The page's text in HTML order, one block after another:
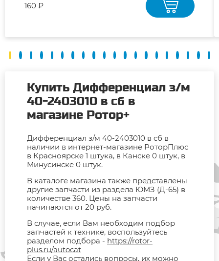
160 ₽
Купить Дифференциал з/м
40-2403010 в сб в
магазине Ротор+
Дифференциал з/м 40-2403010 в сб в
наличии в интернет-магазине РоторПлюс
в Красноярске 1 штука, в Канске 0 штук, в
Минусинске 0 штук.
В каталоге магазина также представлены
другие запчасти из раздела ЮМЗ (Д-65) в
количестве 360. Цены на запчасти
начинаются от 20 руб.
В случае, если Вам необходим подбор
запчастей к технике, воспользуйтесь
разделом подбора - https://rotor-
plus.ru/autocat
Если у Вас остались вопросы, их можно